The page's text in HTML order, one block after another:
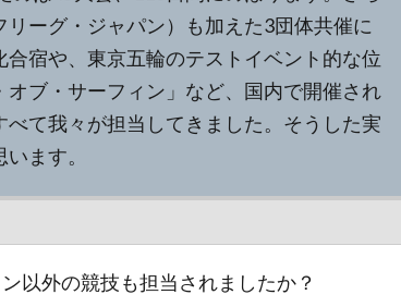
ーグ・ジャパン）も加えた3団体共催に
宿や、東京五輪のテストイベント的な位
ブ・サーフィン」など、国内で開催され
て我々が担当してきました。そうした実
ます。
以外の競技も担当されましたか？